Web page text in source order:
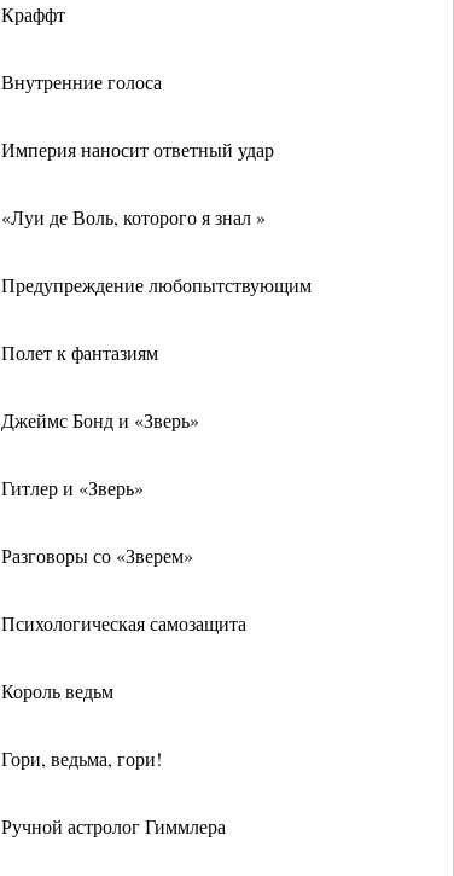
Краффт
Внутренние голоса
Империя наносит ответный удар
«Луи де Воль, которого я знал »
Предупреждение любопытствующим
Полет к фантазиям
Джеймс Бонд и «Зверь»
Гитлер и «Зверь»
Разговоры со «Зверем»
Психологическая самозащита
Король ведьм
Гори, ведьма, гори!
Ручной астролог Гиммлера